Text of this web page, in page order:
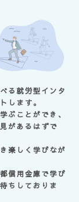
る就労型インタ
します。
ぶことができ、
があるはずで
楽しく学びなが
信用金庫で学び
ちしておりま